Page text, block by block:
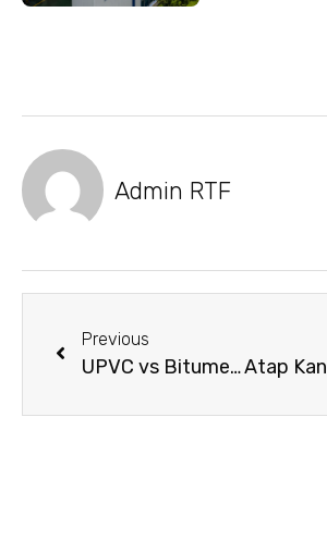
Admin RTF
Previous
UPVC vs Bitumen: Atap Mana yang Lebih baik?